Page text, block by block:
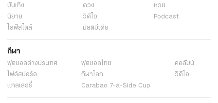
บันเทิง
ดวง
หวย
นิยาย
วิดีโอ
Podcast
ไลฟ์สไตล์
มัลติมีเดีย
กีฬา
ฟุตบอลต่่างประเทศ ฟุตบอลไทย
คอลัมน์
ไฟต์สปอร์ต
กีฬาโลก
วิดีโอ
แกลเลอรี่
Carabao 7-a-Side Cup